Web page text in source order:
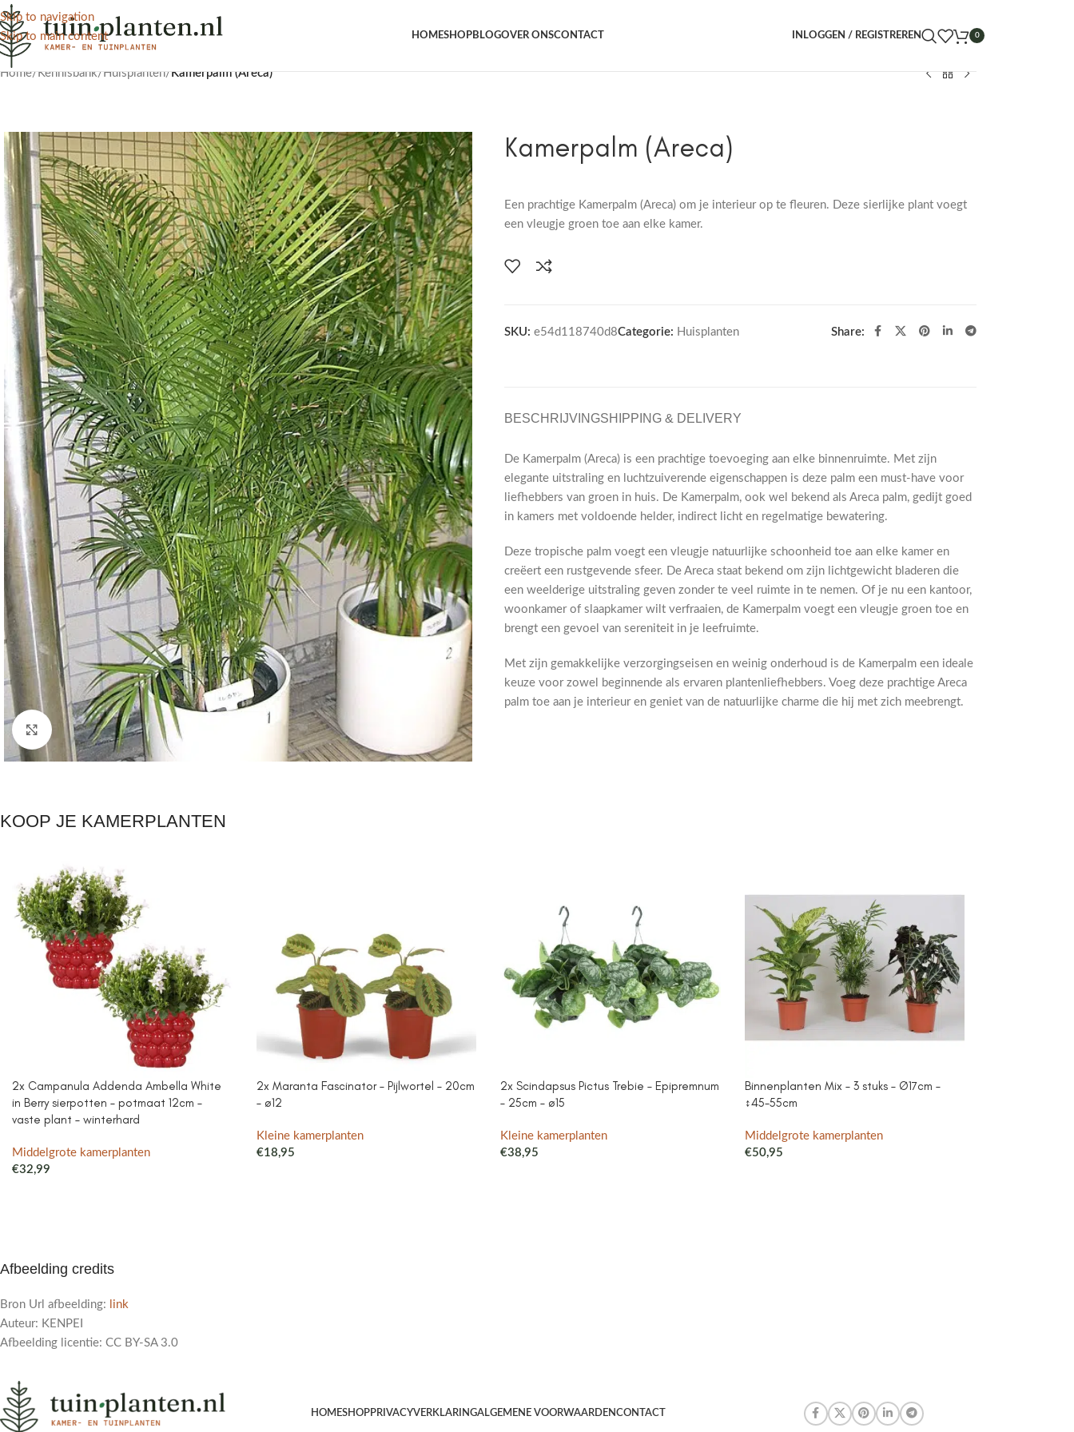
Skip to navigation
Skip to main content
HOMESHOPBLOGOVER ONSCONTACT INLOGGEN / REGISTREREN 0
Home/Kennisbank/Huisplanten/Kamerpalm (Areca)
Click to enlarge
Kamerpalm (Areca)
Een prachtige Kamerpalm (Areca) om je interieur op te fleuren. Deze sierlijke plant voegt
een vleugje groen toe aan elke kamer.
SKU: e54d118740d8Categorie: Huisplanten Share:
BESCHRIJVINGSHIPPING & DELIVERY
De Kamerpalm (Areca) is een prachtige toevoeging aan elke binnenruimte. Met zijn
elegante uitstraling en luchtzuiverende eigenschappen is deze palm een must-have voor
liefhebbers van groen in huis. De Kamerpalm, ook wel bekend als Areca palm, gedijt goed
in kamers met voldoende helder, indirect licht en regelmatige bewatering.
Deze tropische palm voegt een vleugje natuurlijke schoonheid toe aan elke kamer en
creëert een rustgevende sfeer. De Areca staat bekend om zijn lichtgewicht bladeren die
een weelderige uitstraling geven zonder te veel ruimte in te nemen. Of je nu een kantoor,
woonkamer of slaapkamer wilt verfraaien, de Kamerpalm voegt een vleugje groen toe en
brengt een gevoel van sereniteit in je leefruimte.
Met zijn gemakkelijke verzorgingseisen en weinig onderhoud is de Kamerpalm een ideale
keuze voor zowel beginnende als ervaren plantenliefhebbers. Voeg deze prachtige Areca
palm toe aan je interieur en geniet van de natuurlijke charme die hij met zich meebrengt.
KOOP JE KAMERPLANTEN
2x Campanula Addenda Ambella White
in Berry sierpotten – potmaat 12cm –
vaste plant – winterhard
Middelgrote kamerplanten
€32,99
2x Maranta Fascinator – Pijlwortel – 20cm
– ø12
Kleine kamerplanten
€18,95
2x Scindapsus Pictus Trebie – Epipremnum
– 25cm – ø15
Kleine kamerplanten
€38,95
Binnenplanten Mix – 3 stuks – Ø17cm –
↕45-55cm
Middelgrote kamerplanten
€50,95
Afbeelding credits
Bron Url afbeelding:
link
Auteur: KENPEI
Afbeelding licentie: CC BY-SA 3.0
HOMESHOPPRIVACYVERKLARINGALGEMENE VOORWAARDENCONTACT